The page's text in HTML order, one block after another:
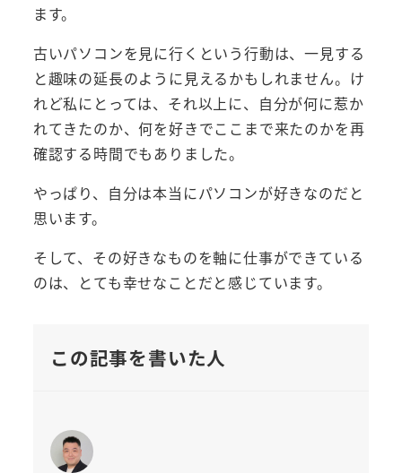
ます。
古いパソコンを見に行くという行動は、一見する
と趣味の延長のように見えるかもしれません。け
れど私にとっては、それ以上に、自分が何に惹か
れてきたのか、何を好きでここまで来たのかを再
確認する時間でもありました。
やっぱり、自分は本当にパソコンが好きなのだと
思います。
そして、その好きなものを軸に仕事ができている
のは、とても幸せなことだと感じています。
この記事を書いた人